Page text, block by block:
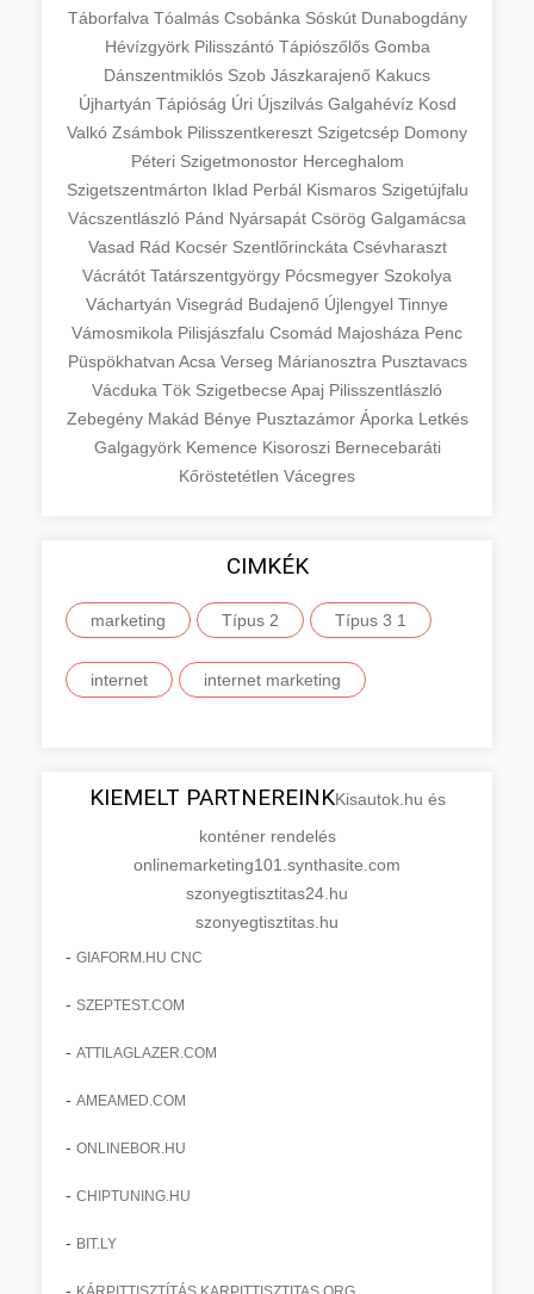
Táborfalva Tóalmás Csobánka Sóskút Dunabogdány
Hévízgyörk Pilisszántó Tápiószőlős Gomba
Dánszentmiklós Szob Jászkarajenő Kakucs
Újhartyán Tápióság Úri Újszilvás Galgahévíz Kosd
Valkó Zsámbok Pilisszentkereszt Szigetcsép Domony
Péteri Szigetmonostor Herceghalom
Szigetszentmárton Iklad Perbál Kismaros Szigetújfalu
Vácszentlászló Pánd Nyársapát Csörög Galgamácsa
Vasad Rád Kocsér Szentlőrinckáta Csévharaszt
Vácrátót Tatárszentgyörgy Pócsmegyer Szokolya
Váchartyán Visegrád Budajenő Újlengyel Tinnye
Vámosmikola Pilisjászfalu Csomád Majosháza Penc
Püspökhatvan Acsa Verseg Márianosztra Pusztavacs
Vácduka Tök Szigetbecse Apaj Pilisszentlászló
Zebegény Makád Bénye Pusztazámor Áporka Letkés
Galgagyörk Kemence Kisoroszi Bernecebaráti
Kőröstetétlen Vácegres
CIMKÉK
marketing Típus 2 Típus 3 1
internet internet marketing
KIEMELT PARTNEREINKKisautok.hu és
konténer rendelés
onlinemarketing101.synthasite.com
szonyegtisztitas24.hu
szonyegtisztitas.hu
- GIAFORM.HU CNC
- SZEPTEST.COM
- ATTILAGLAZER.COM
- AMEAMED.COM
- ONLINEBOR.HU
- CHIPTUNING.HU
- BIT.LY
-